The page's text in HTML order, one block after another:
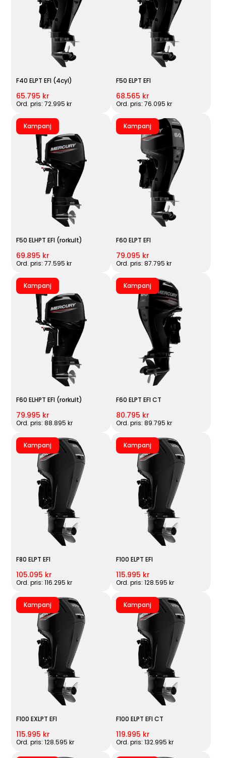
F40 ELPT EFI (4cyl)
65.795 kr
Ord. pris: 72.995 kr
F50 ELPT EFI
68.565 kr
Ord. pris: 76.095 kr
Kampanj
F50 ELHPT EFI (rorkult)
69.895 kr
Ord. pris: 77.595 kr
Kampanj
F60 ELPT EFI
79.095 kr
Ord. pris: 87.795 kr
Kampanj
F60 ELHPT EFI (rorkult)
79.995 kr
Ord. pris: 88.895 kr
Kampanj
F60 ELPT EFI CT
80.795 kr
Ord. pris: 89.795 kr
Kampanj
F80 ELPT EFI
105.095 kr
Ord. pris: 116.295 kr
Kampanj
F100 ELPT EFI
115.995 kr
Ord. pris: 128.595 kr
Kampanj
F100 EXLPT EFI
115.995 kr
Ord. pris: 128.595 kr
Kampanj
F100 ELPT EFI CT
119.995 kr
Ord. pris: 132.995 kr